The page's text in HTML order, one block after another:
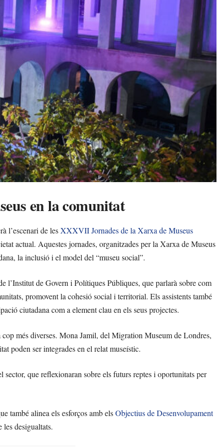
en la comunitat
l’escenari de lesXXXVII Jornades de la Xarxa de Museus
actual. Aquestes jornades, organitzades per la Xarxa de Museus
la inclusió i el model del “museu social”.
l’Institut de Govern i Polítiques Públiques, que parlarà sobre com
promovent la cohesió social i territorial. Els assistents també
ciutadana com a element clau en els seus projectes.
més diverses. Mona Jamil, del Migration Museum de Londres,
poden ser integrades en el relat museístic.
que reflexionaran sobre els futurs reptes i oportunitats per
també alinea els esforços amb elsObjectius de Desenvolupament
desigualtats.